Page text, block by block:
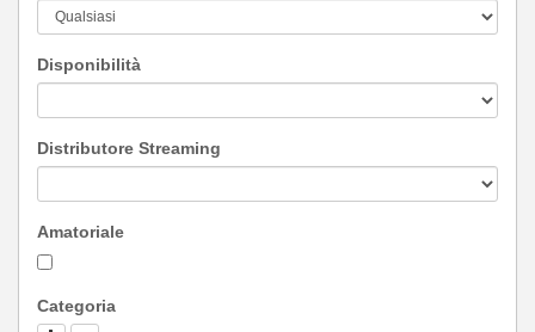
Disponibilità
Distributore Streaming
Amatoriale
Categoria